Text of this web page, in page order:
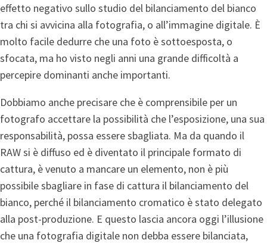
effetto negativo sullo studio del bilanciamento del bianco
tra chi si avvicina alla fotografia, o all’immagine digitale. È
molto facile dedurre che una foto è sottoesposta, o
sfocata, ma ho visto negli anni una grande difficoltà a
percepire dominanti anche importanti.
Dobbiamo anche precisare che è comprensibile per un
fotografo accettare la possibilità che l’esposizione, una sua
responsabilità, possa essere sbagliata. Ma da quando il
RAW si è diffuso ed è diventato il principale formato di
cattura, è venuto a mancare un elemento, non è più
possibile sbagliare in fase di cattura il bilanciamento del
bianco, perché il bilanciamento cromatico è stato delegato
alla post-produzione. E questo lascia ancora oggi l’illusione
che una fotografia digitale non debba essere bilanciata,